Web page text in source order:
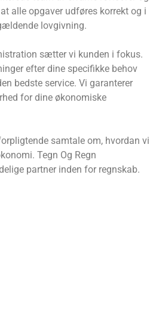
alle opgaver udføres korrekt og i
lovgivning.
sætter vi kunden i fokus.
efter dine specifikke behov
bedste service. Vi garanterer
for dine økonomiske
samtale om, hvordan vi
Tegn Og Regn
partner inden for regnskab.